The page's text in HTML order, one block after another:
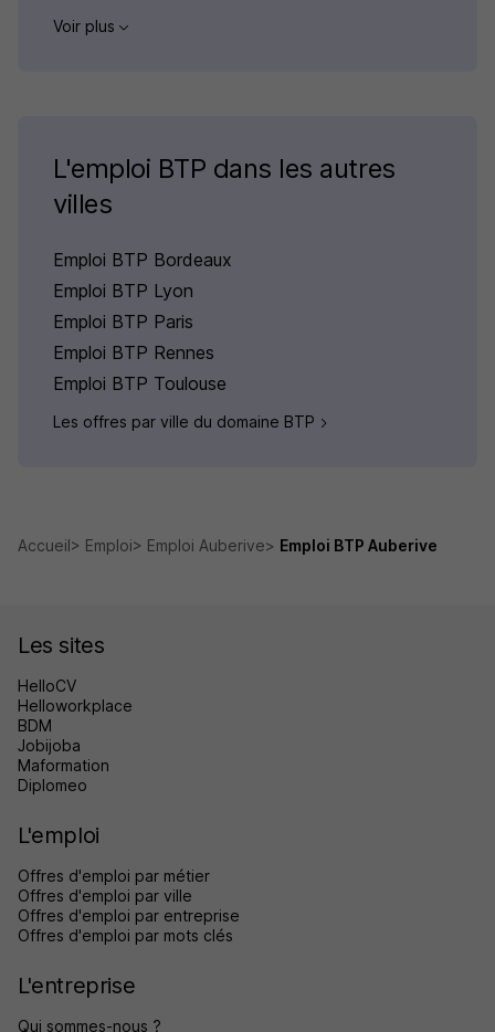
Voir plus
L'emploi BTP dans les autres
villes
Emploi BTP Bordeaux
Emploi BTP Lyon
Emploi BTP Paris
Emploi BTP Rennes
Emploi BTP Toulouse
Les offres par ville du domaine BTP
Accueil Emploi Emploi Auberive Emploi BTP Auberive
Les sites
HelloCV
Helloworkplace
BDM
Jobijoba
Maformation
Diplomeo
L'emploi
Offres d'emploi par métier
Offres d'emploi par ville
Offres d'emploi par entreprise
Offres d'emploi par mots clés
L'entreprise
Qui sommes-nous ?